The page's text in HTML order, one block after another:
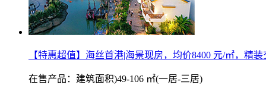
【特惠超值】海丝首港|海景现房，均价8400 元/㎡，精装
在售产品：建筑面积)49-106 ㎡(一居-三居)